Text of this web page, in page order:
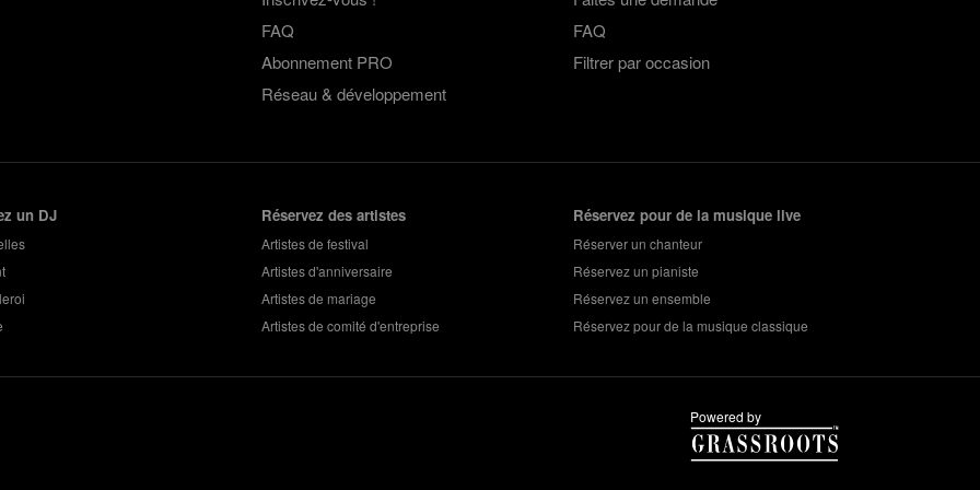
FAQ
Abonnement PRO
Réseau & développement
FAQ
Filtrer par occasion
un DJ Réservez des artistes
Artistes de festival
Artistes d'anniversaire
Artistes de mariage
Artistes de comité d'entreprise
Réservez pour de la musique live
Réserver un chanteur
Réservez un pianiste
Réservez un ensemble
Réservez pour de la musique classique